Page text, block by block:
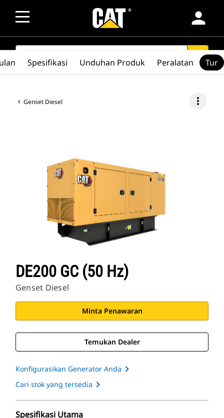
person
SEARCH search
Genset Diesel more_vert
DE200 GC (50 Hz)
Genset Diesel
Minta Penawaran
Temukan Dealer
Konfigurasikan Generator Anda
Cari stok yang tersedia
Spesifikasi Utama
Spesifikasi Unduhan Produk Peralatan Tur